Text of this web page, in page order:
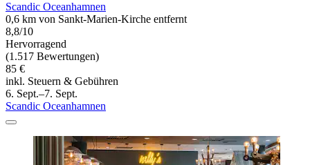
Scandic Oceanhamnen
0,6 km von Sankt-Marien-Kirche entfernt
8,8/10
Hervorragend
(1.517 Bewertungen)
85 €
inkl. Steuern & Gebühren
6. Sept.–7. Sept.
Scandic Oceanhamnen